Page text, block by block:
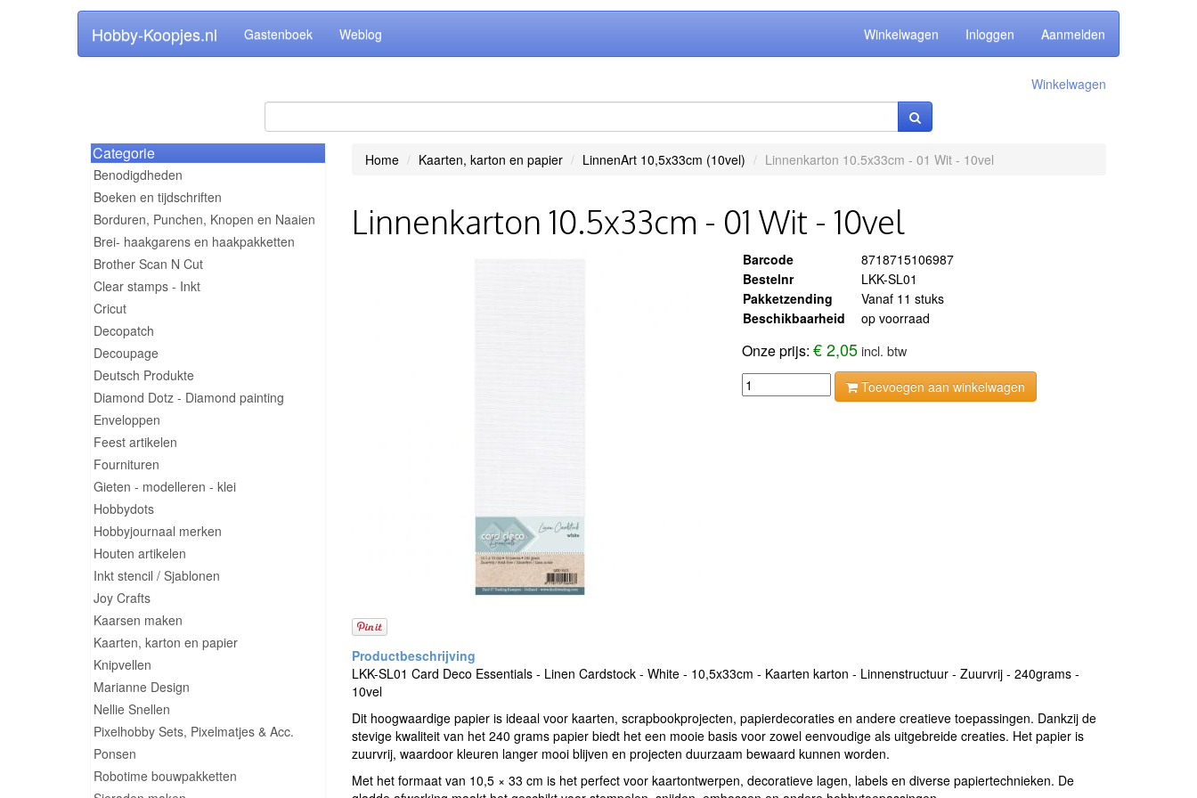
Hobby-Koopjes.nl Gastenboek Weblog Winkelwagen Inloggen Aanmelden
Winkelwagen
Categorie
Benodigdheden
Boeken en tijdschriften
Borduren, Punchen, Knopen en Naaien
Brei- haakgarens en haakpakketten
Brother Scan N Cut
Clear stamps - Inkt
Cricut
Decopatch
Decoupage
Deutsch Produkte
Diamond Dotz - Diamond painting
Enveloppen
Feest artikelen
Fournituren
Gieten - modelleren - klei
Hobbydots
Hobbyjournaal merken
Houten artikelen
Inkt stencil / Sjablonen
Joy Crafts
Kaarsen maken
Kaarten, karton en papier
Knipvellen
Marianne Design
Nellie Snellen
Pixelhobby Sets, Pixelmatjes & Acc.
Ponsen
Robotime bouwpakketten
Home Kaarten, karton en papier LinnenArt 10,5x33cm (10vel) Linnenkarton 10.5x33cm - 01 Wit - 10vel
Linnenkarton 10.5x33cm - 01 Wit - 10vel
Barcode
8718715106987
Bestelnr
LKK-SL01
Pakketzending
Vanaf 11 stuks
Beschikbaarheid
op voorraad
Onze prijs:€ 2,05 incl. btw
Toevoegen aan winkelwagen
LKK-SL01 Card Deco Essentials - Linen Cardstock - White - 10,5x33cm - Kaarten karton - Linnenstructuur - Zuurvrij - 240grams -
10vel
Dit hoogwaardige papier is ideaal voor kaarten, scrapbookprojecten, papierdecoraties en andere creatieve toepassingen. Dankzij de
stevige kwaliteit van het 240 grams papier biedt het een mooie basis voor zowel eenvoudige als uitgebreide creaties. Het papier is
zuurvrij, waardoor kleuren langer mooi blijven en projecten duurzaam bewaard kunnen worden.
Met het formaat van 10,5 × 33 cm is het perfect voor kaartontwerpen, decoratieve lagen, labels en diverse papiertechnieken. De